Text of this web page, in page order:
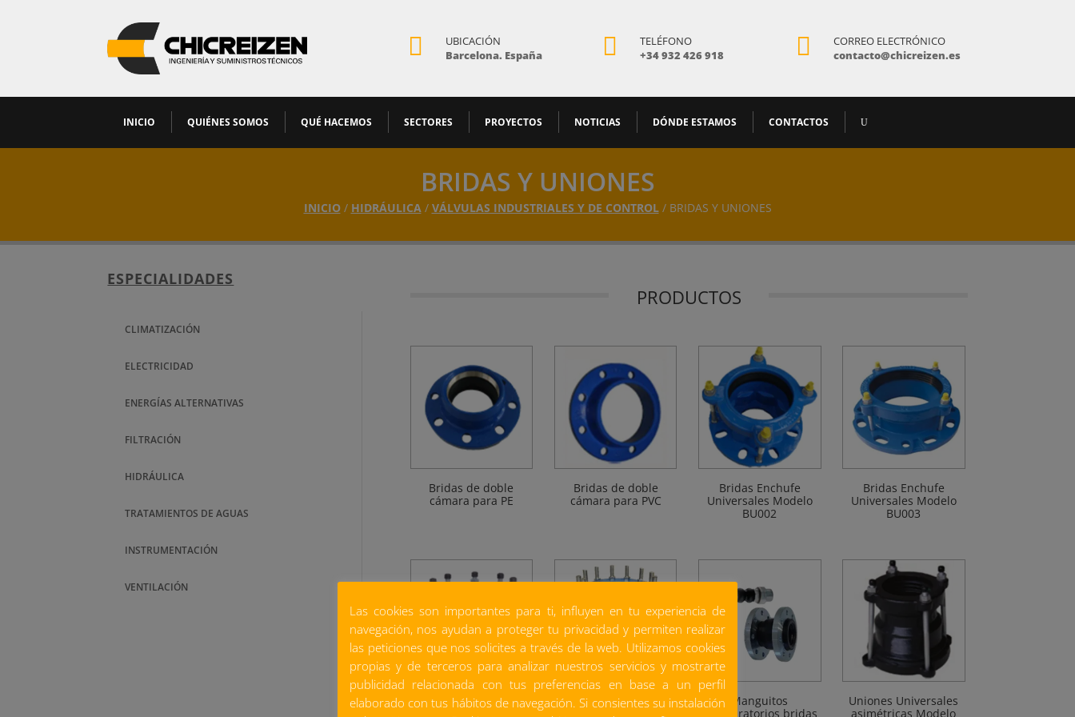

UBICACIÓN
Barcelona. España

TELÉFONO
+34 932 426 918

CORREO ELECTRÓNICO
contacto@chicreizen.es
INICIO QUIÉNES SOMOS QUÉ HACEMOS SECTORES PROYECTOS NOTICIAS DÓNDE ESTAMOS CONTACTOS
BRIDAS Y UNIONES
INICIO/ HIDRÁULICA/ VÁLVULAS INDUSTRIALES Y DE CONTROL/ BRIDAS Y UNIONES
ESPECIALIDADES
CLIMATIZACIÓN
ELECTRICIDAD
ENERGÍAS ALTERNATIVAS
FILTRACIÓN
HIDRÁULICA
TRATAMIENTOS DE AGUAS
INSTRUMENTACIÓN
VENTILACIÓN
PRODUCTOS
Bridas de doble
cámara para PE
Bridas de doble
cámara para PVC
Bridas Enchufe
Universales Modelo
BU002
Bridas Enchufe
Universales Modelo
BU003
Carretes telescópicos
de desmontaje de
Carretes telescópicos
de desmontaje de
Manguitos
antivibratorios bridas
Uniones Universales
asimétricas Modelo
Las cookies son importantes para ti, influyen en tu experiencia de
navegación, nos ayudan a proteger tu privacidad y permiten realizar
las peticiones que nos solicites a través de la web. Utilizamos cookies
propias y de terceros para analizar nuestros servicios y mostrarte
publicidad relacionada con tus preferencias en base a un perfil
elaborado con tus hábitos de navegación. Si consientes su instalación